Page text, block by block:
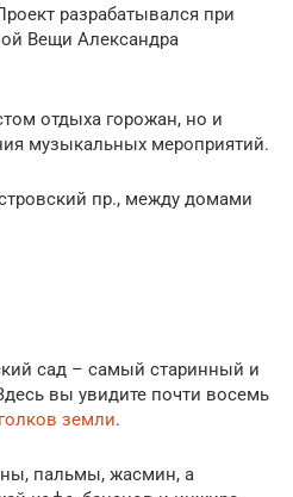
разрабатывался при
Вещи Александра
отдыха горожан, но и
музыкальных мероприятий.
пр., между домами
сад – самый старинный и
вы увидите почти восемь
земли.
пальмы, жасмин, а